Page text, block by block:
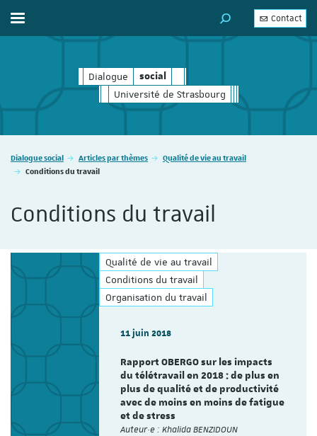
Dialogue social
social
Université de Strasbourg
Afficher / masquer le menu MOTEUR DE
Contact
Vous êtes ici :
Dialogue social Articles par thèmes
Qualité de vie au travail
Conditions du travail
Conditions du travail
Qualité de vie au travail
Conditions du travail
Organisation du travail
11 juin 2018
Rapport OBERGO sur les impacts
du télétravail en 2018 : de plus en
plus de qualité et de productivité
avec de moins en moins de fatigue
et de stress
Auteur·e : Khalida BENZIDOUN